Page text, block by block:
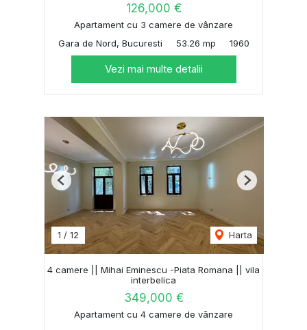
126,000 €
Apartament cu 3 camere de vânzare
Gara de Nord, Bucuresti
53.26 mp 1960
Vezi mai multe detalii
1 / 12 Harta
Previous Next
4 camere || Mihai Eminescu -Piata Romana || vila
interbelica
349,000 €
Apartament cu 4 camere de vânzare